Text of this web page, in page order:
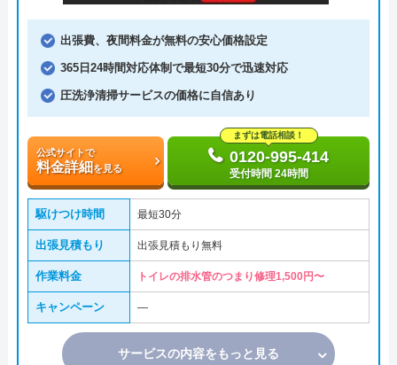
出張費、夜間料金が無料の安心価格設定
365日24時間対応体制で最短30分で迅速対応
圧洗浄清掃サービスの価格に自信あり
公式サイトで
料金詳細を見る
まずは電話相談！
0120-995-414
受付時間 24時間
駆けつけ時間 最短30分
出張見積もり 出張見積もり無料
作業料金 トイレの排水管のつまり修理1,500円〜
キャンペーン ―
サービスの内容をもっと見る